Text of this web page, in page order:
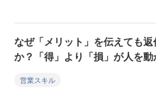
なぜ「メリット」を伝えても
か？「得」より「損」が人を動
営業スキル